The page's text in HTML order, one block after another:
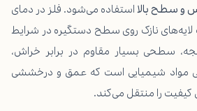
و سطح بالااستفاده می‌شود. فلز در دمای
لایه‌های نازک روی سطح دستگیره در شرایط
سطحی بسیار مقاوم در برابر خراش،
مواد شیمیایی است که عمق و درخششی
را منتقل می‌کند.